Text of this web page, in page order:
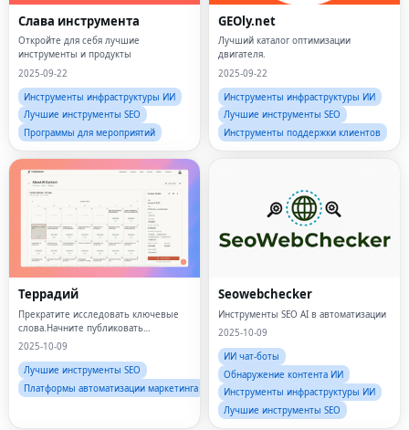
Слава инструмента
Откройте для себя лучшие
инструменты и продукты
2025-09-22
Инструменты инфраструктуры ИИ
Лучшие инструменты SEO
Программы для мероприятий
GEOly.net
Лучший каталог оптимизации
двигателя.
2025-09-22
Инструменты инфраструктуры ИИ
Лучшие инструменты SEO
Инструменты поддержки клиентов
Террадий
Прекратите исследовать ключевые
слова.Начните публиковать
сообщения в блоге.
2025-10-09
Лучшие инструменты SEO
Платформы автоматизации маркетинга
Seowebchecker
Инструменты SEO AI в автоматизации
2025-10-09
ИИ чат-боты
Обнаружение контента ИИ
Инструменты инфраструктуры ИИ
Лучшие инструменты SEO